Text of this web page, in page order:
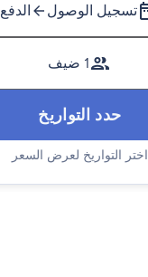
تسجيل الوصول الدفع
1 ضيف
حدد التواريخ
اختر التواريخ لعرض السعر